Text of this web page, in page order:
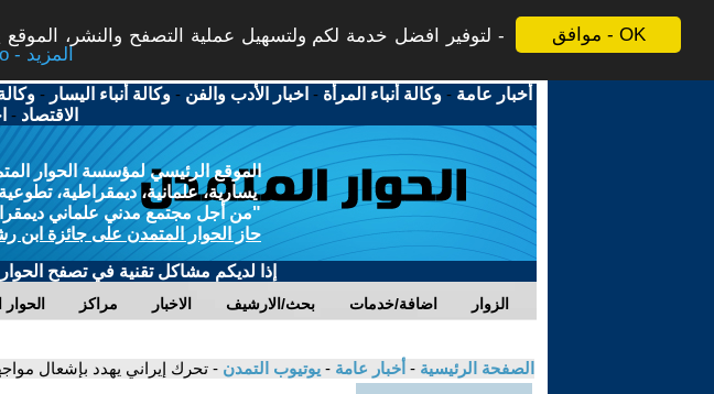
موافق - OK
لتوفير افضل خدمة لكم ولتسهيل عملية التصفح والنشر،
More info - المزيد
أخبار عامة -وكالة أنباء المرأة - اخبار الأدب والفن -وكالة أنباء اليسار -
الاقتصاد -
الموقع الرئيسي لمؤسسة الحوار
يسارية، علمانية، ديمقراطية،
"من أجل مجتمع مدني علماني
حاز الحوار المتمدن على جائزة ابن
إذا لديكم مشاكل تقنية في تصفح
مراكز الاخبار بحث/الارشيف اضافة/خدمات الزوار
الصفحة الرئيسية - أخبار عامة - يوتيوب التمدن - تحرك إيراني يهدد بإشعال